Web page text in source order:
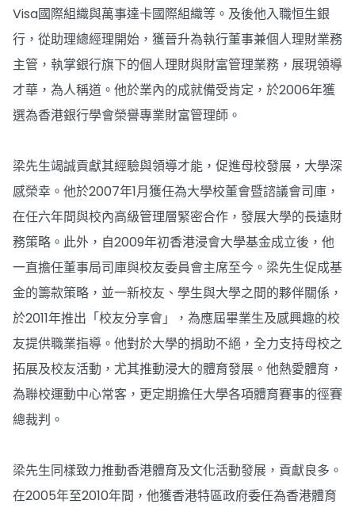
Visa國際組織與萬事達卡國際組織等。及後他入職恒生銀
行，從助理總經理開始，獲晉升為執行董事兼個人理財業務
主管，執掌銀行旗下的個人理財與財富管理業務，展現領導
才華，為人稱道。他於業內的成就備受肯定，於2006年獲
選為香港銀行學會榮譽專業財富管理師。
梁先生竭誠貢獻其經驗與領導才能，促進母校發展，大學深
感榮幸。他於2007年1月獲任為大學校董會暨諮議會司庫，
在任六年間與校內高級管理層緊密合作，發展大學的長遠財
務策略。此外，自2009年初香港浸會大學基金成立後，他
一直擔任董事局司庫與校友委員會主席至今。梁先生促成基
金的籌款策略，並一新校友、學生與大學之間的夥伴關係，
於2011年推出「校友分享會」，為應屆畢業生及感興趣的校
友提供職業指導。他對於大學的捐助不絕，全力支持母校之
拓展及校友活動，尤其推動浸大的體育發展。他熱愛體育，
為聯校運動中心常客，更定期擔任大學各項體育賽事的徑賽
總裁判。
梁先生同樣致力推動香港體育及文化活動發展，貢獻良多。
在2005年至2010年間，他獲香港特區政府委任為香港體育